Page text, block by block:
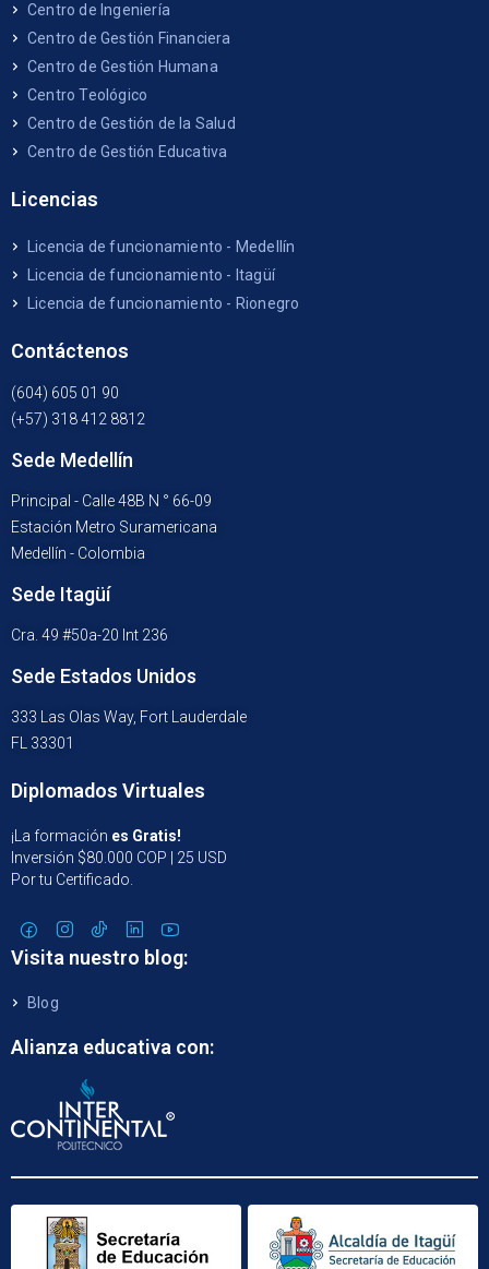
Centro de Ingeniería
Centro de Gestión Financiera
Centro de Gestión Humana
Centro Teológico
Centro de Gestión de la Salud
Centro de Gestión Educativa
Licencias
Licencia de funcionamiento - Medellín
Licencia de funcionamiento - Itagüí
Licencia de funcionamiento - Rionegro
Contáctenos
(604) 605 01 90
(+57) 318 412 8812
Sede Medellín
Principal - Calle 48B N ° 66-09
Estación Metro Suramericana
Medellín - Colombia
Sede Itagüí
Cra. 49 #50a-20 Int 236
Sede Estados Unidos
333 Las Olas Way, Fort Lauderdale
FL 33301
Diplomados Virtuales
¡La formación es Gratis!
Inversión $80.000 COP | 25 USD
Por tu Certificado.
Visita nuestro blog:
Blog
Alianza educativa con: